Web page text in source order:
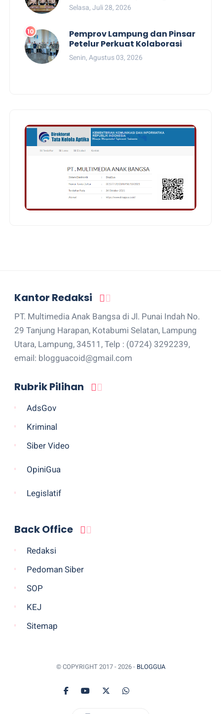
Selasa, Juli 28, 2026
Pemprov Lampung dan Pinsar
Petelur Perkuat Kolaborasi
Senin, Agustus 03, 2026
Kantor Redaksi
PT. Multimedia Anak Bangsa di Jl. Punai Indah No.
29 Tanjung Harapan, Kotabumi Selatan, Lampung
Utara, Lampung, 34511, Telp : (0724) 3292239,
email: blogguacoid@gmail.com
Rubrik Pilihan
AdsGov
Kriminal
Siber Video
OpiniGua
Legislatif
Back Office
Redaksi
Pedoman Siber
SOP
KEJ
Sitemap
© COPYRIGHT 2017 - 2026 - BLOGGUA